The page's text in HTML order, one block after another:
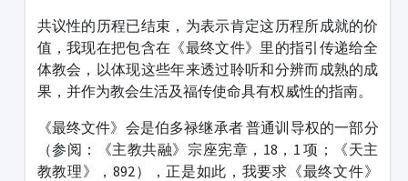
共议性的历程已结束，为表示肯定这历程所成就的价
值，我现在把包含在《最终文件》里的指引传递给全
体教会，以体现这些年来透过聆听和分辨而成熟的成
果，并作为教会生活及福传使命具有权威性的指南。
《最终文件》会是伯多禄继承者 普通训导权的一部分
（参阅：《主教共融》宗座宪章，18，1 项；《天主
教教理》，892），正是如此，我要求《最终文件》